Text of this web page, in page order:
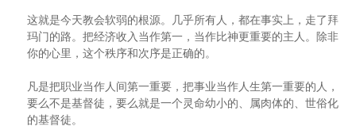
这就是今天教会软弱的根源。几乎所有人，都在事实上，走了拜
玛门的路。把经济收入当作第一，当作比神更重要的主人。除非
你的心里，这个秩序和次序是正确的。
凡是把职业当作人间第一重要，把事业当作人生第一重要的人，
要么不是基督徒，要么就是一个灵命幼小的、属肉体的、世俗化
的基督徒。